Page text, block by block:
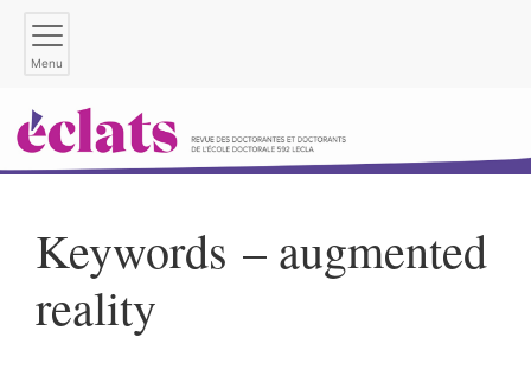
Menu
Keywords – augmented
reality